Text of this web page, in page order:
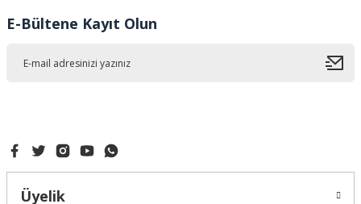
Bu ürüne benzer farklı alternatifler olmalı.
E-Bültene Kayıt Olun
Üyelik